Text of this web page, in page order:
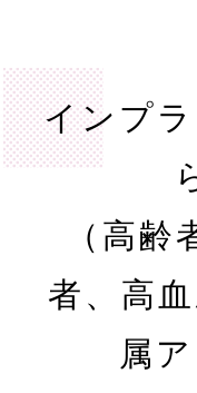
インプ
（高齢
者、高
属